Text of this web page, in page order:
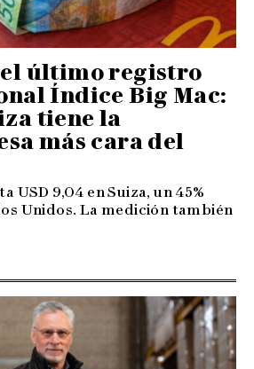
el último registro
Índice Big Mac:
tiene la
más cara del
USD 9,04 en Suiza, un 45%
Unidos. La medición también